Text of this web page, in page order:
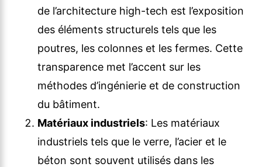
de l’architecture high-tech est l’exposition
des éléments structurels tels que les
poutres, les colonnes et les fermes. Cette
transparence met l’accent sur les
méthodes d’ingénierie et de construction
du bâtiment.
Matériaux industriels: Les matériaux
industriels tels que le verre, l’acier et le
béton sont souvent utilisés dans les